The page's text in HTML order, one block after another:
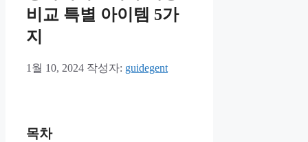
비교 특별 아이템 5가
지
1월 10, 2024 작성자: guidegent
목차